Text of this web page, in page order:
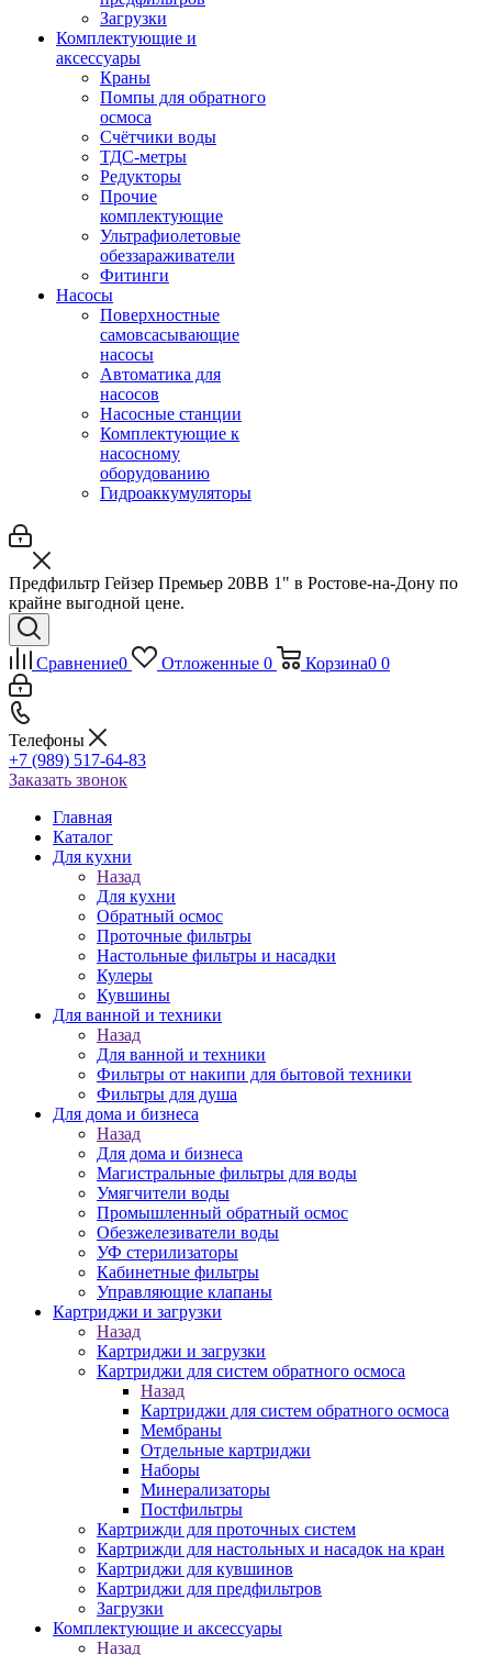
Загрузки
Комплектующие и
аксессуары
Краны
Помпы для обратного
осмоса
Счётчики воды
ТДС-метры
Редукторы
Прочие
комплектующие
Ультрафиолетовые
обеззараживатели
Фитинги
Насосы
Поверхностные
самовсасывающие
насосы
Автоматика для
насосов
Насосные станции
Комплектующие к
насосному
оборудованию
Гидроаккумуляторы
Предфильтр Гейзер Премьер 20BB 1" в Ростове-на-Дону по
крайне выгодной цене.
Сравнение0 Отложенные 0 Корзина0 0
Телефоны
+7 (989) 517-64-83
Заказать звонок
Главная
Каталог
Для кухни
Назад
Для кухни
Обратный осмос
Проточные фильтры
Настольные фильтры и насадки
Кулеры
Кувшины
Для ванной и техники
Назад
Для ванной и техники
Фильтры от накипи для бытовой техники
Фильтры для душа
Для дома и бизнеса
Назад
Для дома и бизнеса
Магистральные фильтры для воды
Умягчители воды
Промышленный обратный осмос
Обезжелезиватели воды
УФ стерилизаторы
Кабинетные фильтры
Управляющие клапаны
Картриджи и загрузки
Назад
Картриджи и загрузки
Картриджи для систем обратного осмоса
Назад
Картриджи для систем обратного осмоса
Мембраны
Отдельные картриджи
Наборы
Минерализаторы
Постфильтры
Картрижди для проточных систем
Картрижди для настольных и насадок на кран
Картриджи для кувшинов
Картриджи для предфильтров
Загрузки
Комплектующие и аксессуары
Назад